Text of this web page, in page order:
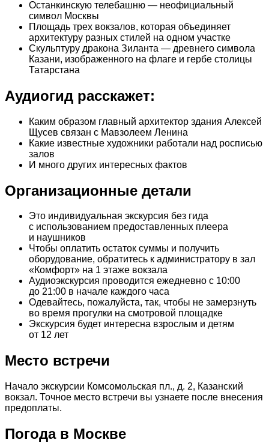
Останкинскую телебашню — неофициальный
символ Москвы
Площадь трех вокзалов, которая объединяет
архитектуру разных стилей на одном участке
Скульптуру дракона Зиланта — древнего символа
Казани, изображенного на флаге и гербе столицы
Татарстана
Аудиогид расскажет:
Каким образом главный архитектор здания Алексей
Щусев связан с Мавзолеем Ленина
Какие известные художники работали над росписью
залов
И много других интересных фактов
Организационные детали
Это индивидуальная экскурсия без гида
с использованием предоставленных плеера
и наушников
Чтобы оплатить остаток суммы и получить
оборудование, обратитесь к администратору в зал
«Комфорт» на 1 этаже вокзала
Аудиоэкскурсия проводится ежедневно с 10:00
до 21:00 в начале каждого часа
Одевайтесь, пожалуйста, так, чтобы не замерзнуть
во время прогулки на смотровой площадке
Экскурсия будет интересна взрослым и детям
от 12 лет
Место встречи
Начало экскурсии Комсомольская пл., д. 2, Казанский
вокзал. Точное место встречи вы узнаете после внесения
предоплаты.
Погода в Москве